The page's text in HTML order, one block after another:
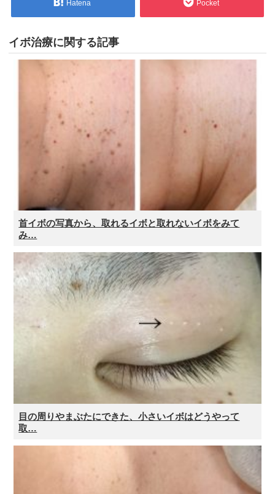
Hatena Pocket
イボ治療に関する記事
首イボの写真から、取れるイボと取れないイボをみて
み…
目の周りやまぶたにできた、小さいイボはどうやって
取…